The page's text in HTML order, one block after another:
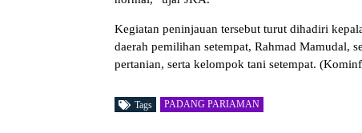
Kegiatan peninjauan tersebut turut dihadiri
daerah pemilihan setempat, Rahmad Mamudal,
pertanian, serta kelompok tani setempat.
Tags PADANG PARIAMAN